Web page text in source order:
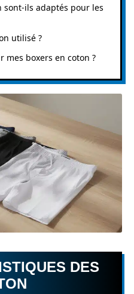
sont-ils adaptés pour les
utilisé ?
mes boxers en coton ?
DES